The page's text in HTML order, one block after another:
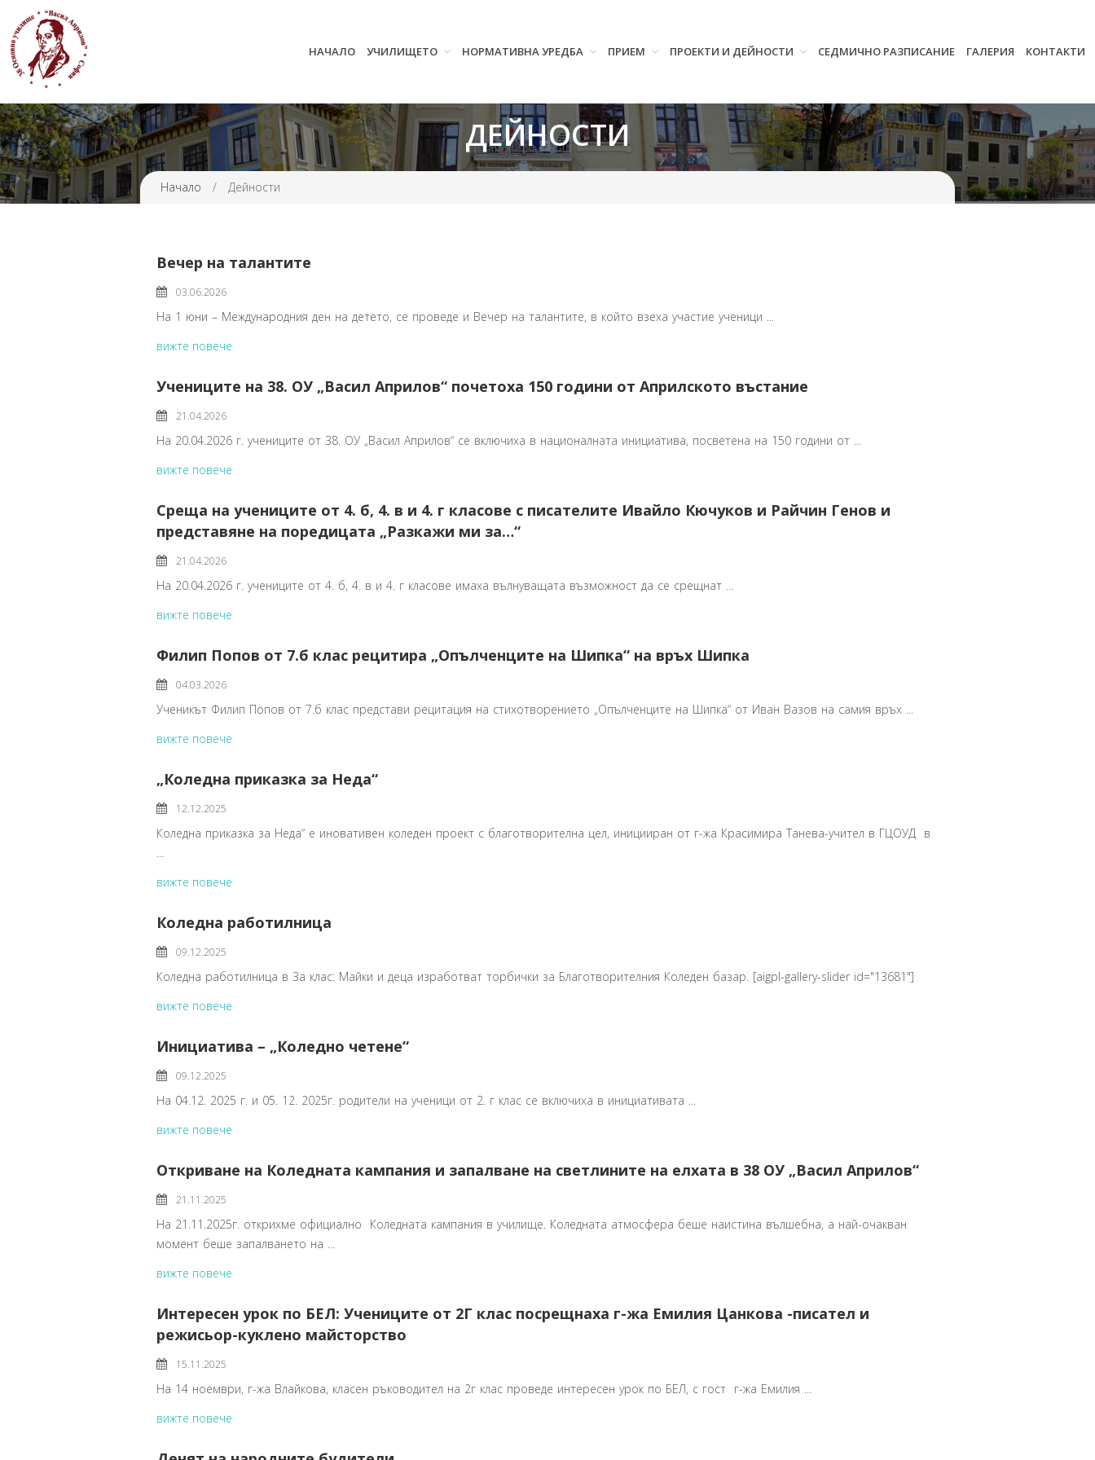
Училището
Нормативна уредба
Прием
Проекти и дейности
НАЧАЛО УЧИЛИЩЕТО НОРМАТИВНА УРЕДБА ПРИЕМ ПРОЕКТИ И ДЕЙНОСТИ СЕДМИЧНО РАЗПИСАНИЕ ГАЛЕРИЯ КОНТАКТИ
ДЕЙНОСТИ
Начало / Дейности
Вечер на талантите
03.06.2026
На 1 юни – Международния ден на детето, се проведе и Вечер на талантите, в който взеха участие ученици ...
вижте повече
Учениците на 38. ОУ „Васил Априлов“ почетоха 150 години от Априлското въстание
21.04.2026
На 20.04.2026 г. учениците от 38. ОУ „Васил Априлов“ се включиха в националната инициатива, посветена на 150 години от ...
вижте повече
Среща на учениците от 4. б, 4. в и 4. г класове с писателите Ивайло Кючуков и Райчин Генов и
представяне на поредицата „Разкажи ми за…“
21.04.2026
На 20.04.2026 г. учениците от 4. б, 4. в и 4. г класове имаха вълнуващата възможност да се срещнат ...
вижте повече
Филип Попов от 7.б клас рецитира „Опълченците на Шипка“ на връх Шипка
04.03.2026
Ученикът Филип Попов от 7.б клас представи рецитация на стихотворението „Опълченците на Шипка“ от Иван Вазов на самия връх ...
вижте повече
„Коледна приказка за Неда“
12.12.2025
Коледна приказка за Неда“ е иновативен коледен проект с благотворителна цел, иницииран от г-жа Красимира Танева-учител в ГЦОУД в
...
вижте повече
Коледна работилница
09.12.2025
Коледна работилница в 3а клас: Майки и деца изработват торбички за Благотворителния Коледен базар. [aigpl-gallery-slider id="13681"]
вижте повече
Инициатива – „Коледно четене“
09.12.2025
На 04.12. 2025 г. и 05. 12. 2025г. родители на ученици от 2. г клас се включиха в инициативата ...
вижте повече
Откриване на Коледната кампания и запалване на светлините на елхата в 38 ОУ „Васил Априлов“
21.11.2025
На 21.11.2025г. открихме официално Коледната кампания в училище. Коледната атмосфера беше наистина вълшебна, а най-очакван
момент беше запалването на ...
вижте повече
Интересен урок по БЕЛ: Учениците от 2Г клас посрещнаха г-жа Емилия Цанкова -писател и
режисьор-куклено майсторство
15.11.2025
На 14 ноември, г-жа Влайкова, класен ръководител на 2г клас проведе интересен урок по БЕЛ, с гост г-жа Емилия ...
вижте повече